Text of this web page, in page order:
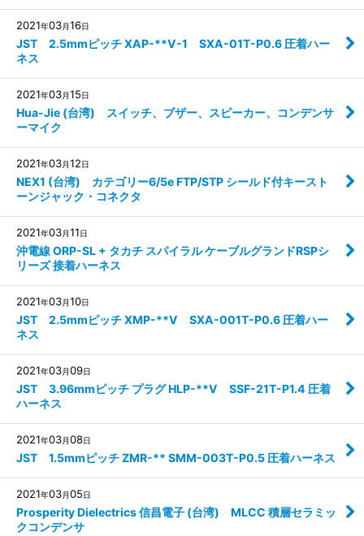
2021年03月16日
JST 2.5mmピッチ XAP-**V-1 SXA-01T-P0.6 圧着ハー
ネス
2021年03月15日
Hua-Jie (台湾) スイッチ、ブザー、スピーカー、コンデンサ
ーマイク
2021年03月12日
NEX1 (台湾) カテゴリー6/5e FTP/STP シールド付キースト
ーンジャック・コネクタ
2021年03月11日
沖電線 ORP-SL + タカチ スパイラル ケーブルグランドRSPシ
リーズ 接着ハーネス
2021年03月10日
JST 2.5mmピッチ XMP-**V SXA-001T-P0.6 圧着ハー
ネス
2021年03月09日
JST 3.96mmピッチ プラグ HLP-**V SSF-21T-P1.4 圧着
ハーネス
2021年03月08日
JST 1.5mmピッチ ZMR-** SMM-003T-P0.5 圧着ハーネス
2021年03月05日
Prosperity Dielectrics 信昌電子 (台湾) MLCC 積層セラミッ
クコンデンサ